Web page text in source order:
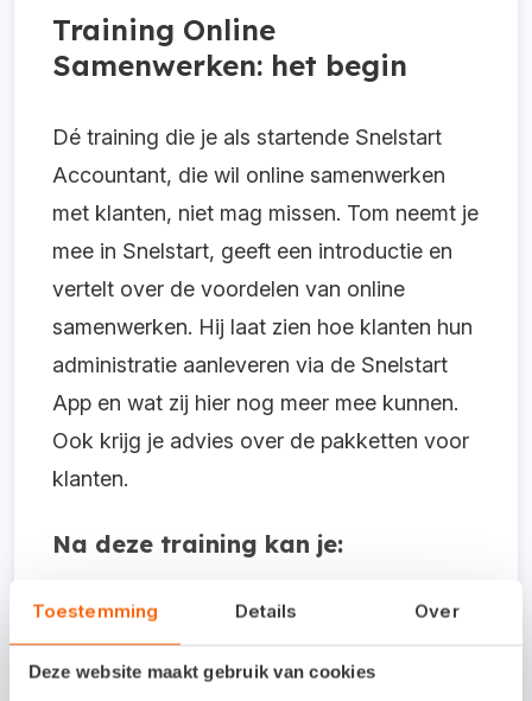
Toestemming Details Over
Deze website maakt gebruik van cookies
Training Online
Samenwerken: het begin
Dé training die je als startende Snelstart
Accountant, die wil online samenwerken
met klanten, niet mag missen. Tom neemt je
mee in Snelstart, geeft een introductie en
vertelt over de voordelen van online
samenwerken. Hij laat zien hoe klanten hun
administratie aanleveren via de Snelstart
App en wat zij hier nog meer mee kunnen.
Ook krijg je advies over de pakketten voor
klanten.
Na deze training kan je:
Het geschikte Snelstart-abonnement
bepalen voor je klant